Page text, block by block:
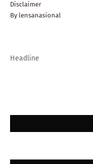
Disclaimer
By lensanasional
Headline